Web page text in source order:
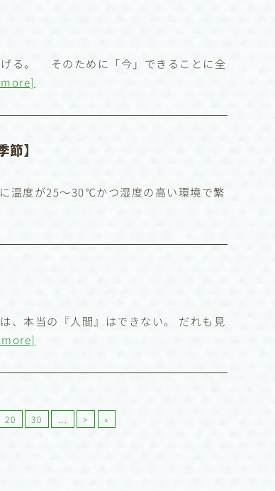
る。 そのために「今」できることに全
節】
温度が25〜30℃かつ湿度の高い環境で繁
、本当の『人間』はできない。 だれも見
20 30 ... > »